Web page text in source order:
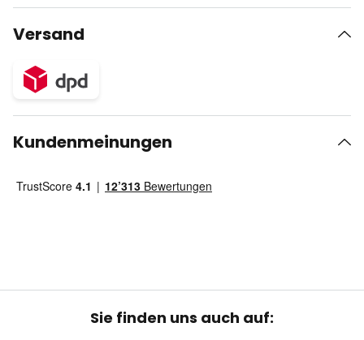
Versand
Kundenmeinungen
Sie finden uns auch auf: